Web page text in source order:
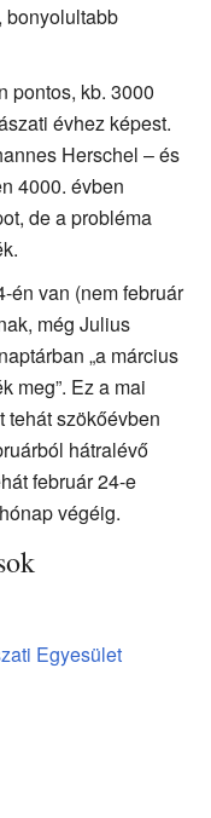
bonyolultabb
pontos, kb. 3000
évhez képest.
Herschel – és
4000. évben
de a probléma
én van (nem február
még Julius
„a március
meg”. Ez a mai
tehát szökőévben
hátralévő
február 24-e
végéig.
Egyesület